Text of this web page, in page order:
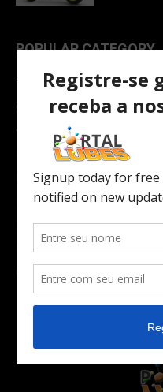
POPULAR CATEGORY
TOPNEWS
Carro e Moto
Carro
Notícias
Indústria
Moto
Economia
Newsletter
Carros Verdes e Novas